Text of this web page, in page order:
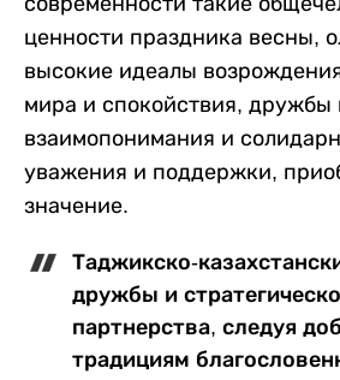
ценности праздника весны,
высокие идеалы
мира и спокойствия, дружбы
взаимопонимания и
уважения и поддержки,
значение.
Таджикско-
дружбы и
партнерства, следуя
традициям